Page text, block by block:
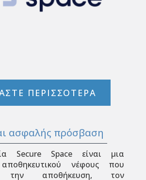
ΠΕΡΙΣΣΟΤΕΡΑ
ασφαλής πρόσβαση
Secure Space είναι μια
νέφους που
την αποθήκευση, τον